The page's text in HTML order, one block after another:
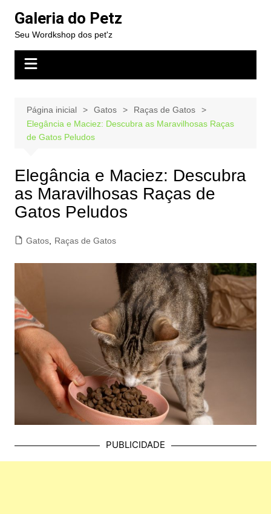
para
conteúdo
Galeria do Petz
Seu Wordkshop dos pet'z
Página inicial Gatos
Raças de Gatos
Elegância e Maciez: Descubra as Maravilhosas Raças
de Gatos Peludos
Elegância e Maciez: Descubra
as Maravilhosas Raças de
Gatos Peludos
Gatos, Raças de Gatos
PUBLICIDADE